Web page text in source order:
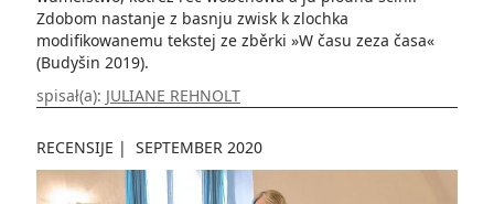
Zdobom nastanje z basnju zwisk k zlochka
modifikowanemu tekstej ze zběrki »W času zeza časa«
(Budyšin 2019).
spisał(a): JULIANE REHNOLT
RECENSIJE | SEPTEMBER 2020